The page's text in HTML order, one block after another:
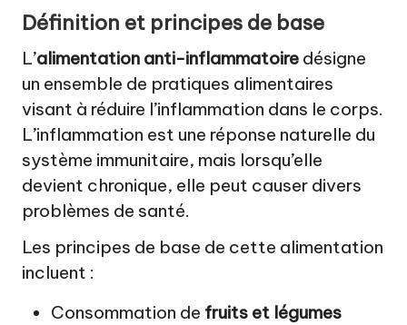
Définition et principes de base
L’alimentation anti-inflammatoire désigne
un ensemble de pratiques alimentaires
visant à réduire l’inflammation dans le corps.
L’inflammation est une réponse naturelle du
système immunitaire, mais lorsqu’elle
devient chronique, elle peut causer divers
problèmes de santé.
Les principes de base de cette alimentation
incluent :
Consommation de fruits et légumes